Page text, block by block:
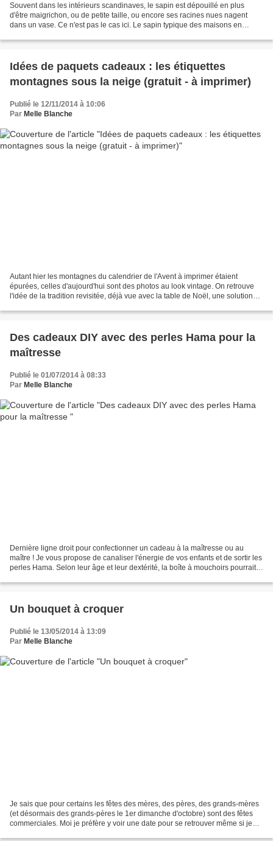
Souvent dans les intérieurs scandinaves, le sapin est dépouillé en plus
d'être maigrichon, ou de petite taille, ou encore ses racines nues nagent
dans un vase. Ce n'est pas le cas ici. Le sapin typique des maisons en
Idées de paquets cadeaux : les étiquettes
montagnes sous la neige (gratuit - à imprimer)
Publié le 12/11/2014 à 10:06
Par Melle Blanche
Autant hier les montagnes du calendrier de l'Avent à imprimer étaient
épurées, celles d'aujourd'hui sont des photos au look vintage. On retrouve
l'idée de la tradition revisitée, déjà vue avec la table de Noël, une solution
Des cadeaux DIY avec des perles Hama pour la
maîtresse
Publié le 01/07/2014 à 08:33
Par Melle Blanche
Dernière ligne droit pour confectionner un cadeau à la maîtresse ou au
maître ! Je vous propose de canaliser l'énergie de vos enfants et de sortir les
perles Hama. Selon leur âge et leur dextérité, la boîte à mouchoirs pourrait
Un bouquet à croquer
Publié le 13/05/2014 à 13:09
Par Melle Blanche
Je sais que pour certains les fêtes des mères, des pères, des grands-mères
(et désormais des grands-pères le 1er dimanche d'octobre) sont des fêtes
commerciales. Moi je préfère y voir une date pour se retrouver même si je